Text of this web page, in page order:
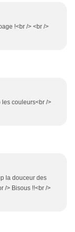
!<br /> <br />
couleurs<br />
la douceur des
/> Bisous !!<br />